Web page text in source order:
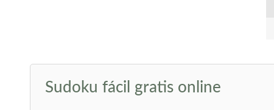
Sudoku fácil gratis online